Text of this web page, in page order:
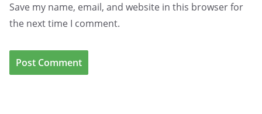
Save my name, email, and website in this browser for
the next time I comment.